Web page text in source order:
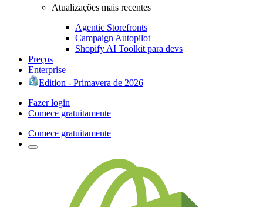
Atualizações mais recentes
Agentic Storefronts
Campaign Autopilot
Shopify AI Toolkit para devs
Preços
Enterprise
Edition - Primavera de 2026
Fazer login
Comece gratuitamente
Comece gratuitamente